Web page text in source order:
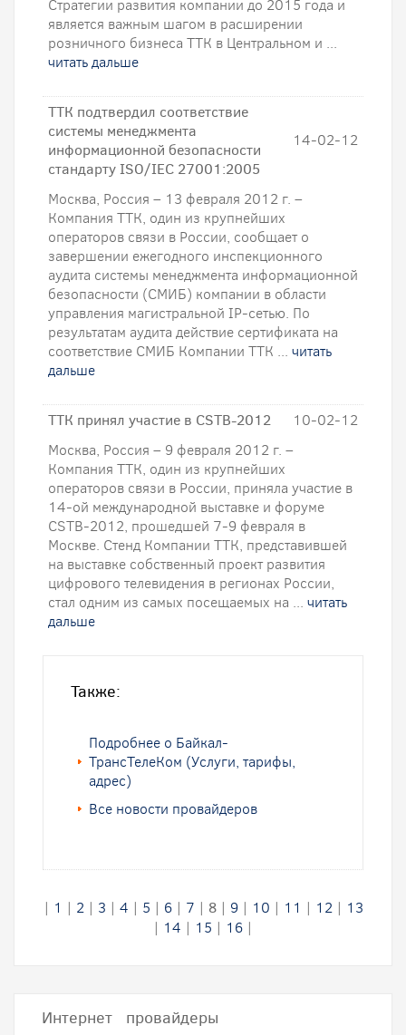
Стратегии развития компании до 2015 года и
является важным шагом в расширении
розничного бизнеса ТТК в Центральном и ...
читать дальше
ТТК подтвердил соответствие
системы менеджмента
информационной безопасности
стандарту ISO/IEC 27001:2005
14-02-12
Москва, Россия – 13 февраля 2012 г. –
Компания ТТК, один из крупнейших
операторов связи в России, сообщает о
завершении ежегодного инспекционного
аудита системы менеджмента информационной
безопасности (СМИБ) компании в области
управления магистральной IP-сетью. По
результатам аудита действие сертификата на
соответствие СМИБ Компании ТТК ... читать
дальше
ТТК принял участие в CSTB-2012
10-02-12
Москва, Россия – 9 февраля 2012 г. –
Компания ТТК, один из крупнейших
операторов связи в России, приняла участие в
14-ой международной выставке и форуме
CSTB-2012, прошедшей 7-9 февраля в
Москве. Стенд Компании ТТК, представившей
на выставке собственный проект развития
цифрового телевидения в регионах России,
стал одним из самых посещаемых на ... читать
дальше
Также:
Подробнее о Байкал-
ТрансТелеКом (Услуги, тарифы,
адрес)
Все новости провайдеров
| 1 | 2| 3 | 4 | 5 | 6| 7 | 8| 9| 10 | 11 | 12| 13
| 14 | 15 | 16 |
Интернет провайдеры